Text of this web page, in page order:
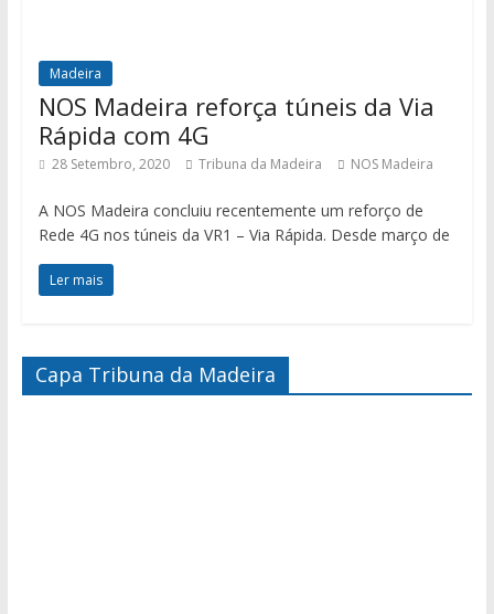
Madeira
NOS Madeira reforça túneis da Via
Rápida com 4G
28 Setembro, 2020 Tribuna da Madeira NOS Madeira
A NOS Madeira concluiu recentemente um reforço de
Rede 4G nos túneis da VR1 – Via Rápida. Desde março de
Ler mais
Capa Tribuna da Madeira